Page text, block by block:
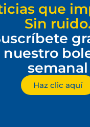
que
Sin
nuestro
semanal
Haz clic aquí